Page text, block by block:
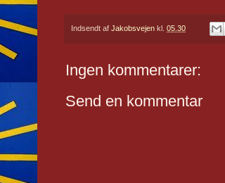
Indsendt af Jakobsvejen kl. 05.30
Ingen kommentarer:
Send en kommentar